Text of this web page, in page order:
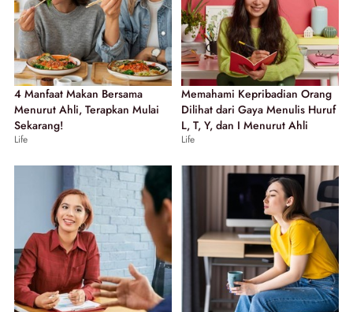
4 Manfaat Makan Bersama
Menurut Ahli, Terapkan Mulai
Sekarang!
Life
Memahami Kepribadian Orang
Dilihat dari Gaya Menulis Huruf
L, T, Y, dan I Menurut Ahli
Life